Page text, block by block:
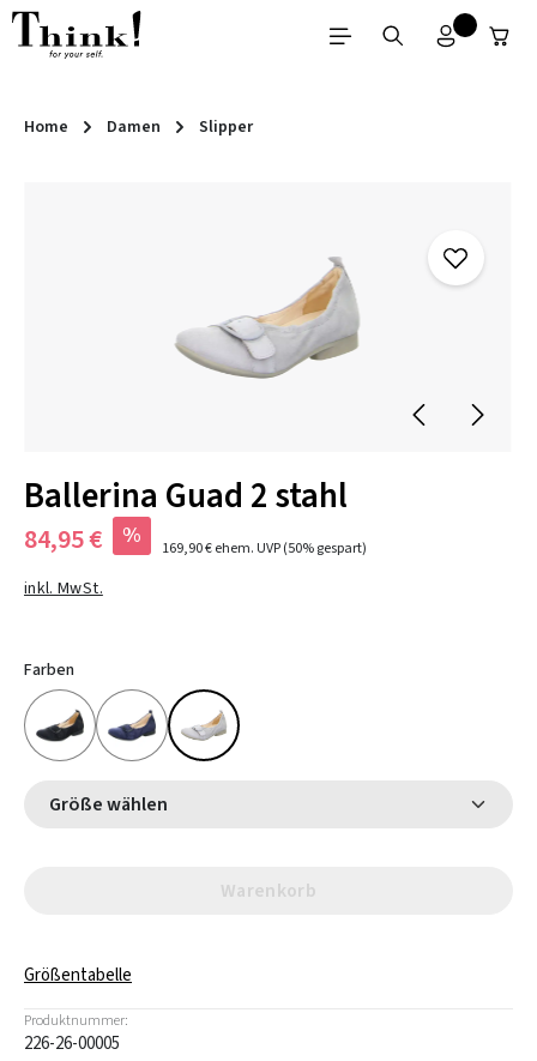
Zum Hauptinhalt springen
Home Damen Slipper
Ballerina Guad 2 stahl
84,95 € % 169,90 €ehem. UVP(50% gespart)
inkl. MwSt.
Farben
Größe wählen
Warenkorb
Größentabelle
Produktnummer:
226-26-00005